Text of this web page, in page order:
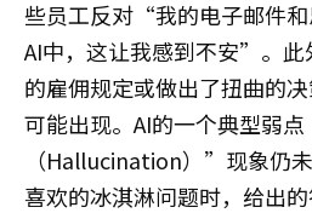
些员工反对“我的电子邮件
AI中，这让我感到不安”。此
的雇佣规定或做出了扭曲的
可能出现。AI的一个典型弱
（Hallucination）”现象仍
喜欢的冰淇淋问题时，给出